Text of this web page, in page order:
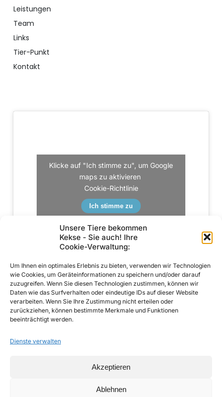
Unsere Tiere bekommen
Kekse - Sie auch! Ihre
Cookie-Verwaltung:
Um Ihnen ein optimales Erlebnis zu bieten, verwenden wir Technologien
wie Cookies, um Geräteinformationen zu speichern und/oder darauf
zuzugreifen. Wenn Sie diesen Technologien zustimmen, können wir
Daten wie das Surfverhalten oder eindeutige IDs auf dieser Website
verarbeiten. Wenn Sie Ihre Zustimmung nicht erteilen oder
zurückziehen, können bestimmte Merkmale und Funktionen
beeinträchtigt werden.
Dienste verwalten
Akzeptieren
Ablehnen
Datenschutzerklärung
Leistungen
Team
Links
Tier-Punkt
Kontakt
Klicke auf "Ich stimme zu", um Google
maps zu aktivieren
Cookie-Richtlinie
Ich stimme zu